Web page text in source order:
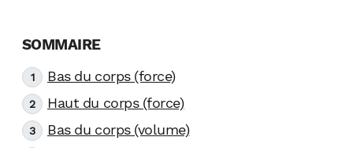
Bas du corps (force)
Haut du corps (force)
Bas du corps (volume)